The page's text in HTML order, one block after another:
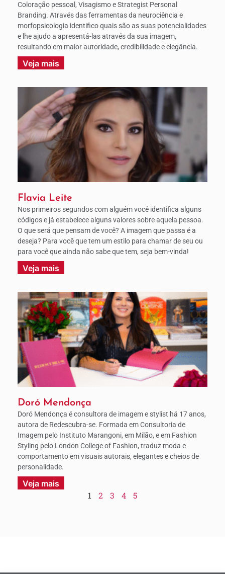
Coloração pessoal, Visagismo e Strategist Personal
Branding. Através das ferramentas da neurociência e
morfopsicologia identifico quais são as suas potencialidades
e lhe ajudo a apresentá-las através da sua imagem,
resultando em maior autoridade, credibilidade e elegância.
Veja mais
Flavia Leite
Nos primeiros segundos com alguém você identifica alguns
códigos e já estabelece alguns valores sobre aquela pessoa.
O que será que pensam de você? A imagem que passa é a
deseja? Para você que tem um estilo para chamar de seu ou
para você que ainda não sabe que tem, seja bem-vinda!
Veja mais
Doró Mendonça
Doró Mendonça é consultora de imagem e stylist há 17 anos,
autora de Redescubra-se. Formada em Consultoria de
Imagem pelo Instituto Marangoni, em Milão, e em Fashion
Styling pelo London College of Fashion, traduz moda e
comportamento em visuais autorais, elegantes e cheios de
personalidade.
Veja mais
1 2 3 4 5